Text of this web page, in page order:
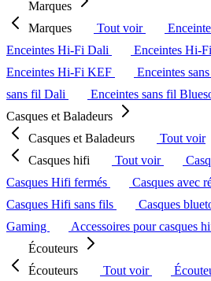
Marques
Marques
Tout voir
Enceintes Hi-Fi Dali
Enceintes Hi-
Enceintes Hi-Fi KEF
Enceintes
sans fil Dali
Enceintes sans fil
Casques et Baladeurs
Casques et Baladeurs
Tout voir
Casques hifi
Tout voir
Casques Hifi fermés
Casques avec
Casques Hifi sans fils
Casques
Gaming
Accessoires pour casques
Écouteurs
Écouteurs
Tout voir